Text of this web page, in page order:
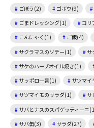
ごぼう(2)
ゴボウ(9)
ごまドレッシング(1)
コリ
こんにゃく(1)
ご飯(4)
サクラマスのソテー(1)
サ
サケのハーブオイル焼き(1)
サッポロ一番(1)
サツマイ
サツマイモのサラダ(1)
サ
サバとナスのスパゲッティーニ
サバ缶(3)
サラダ(27)